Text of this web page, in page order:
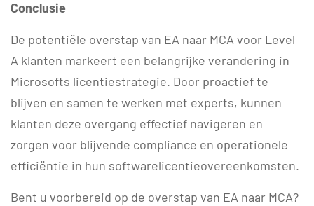
Conclusie
De potentiële overstap van EA naar MCA voor Level
A klanten markeert een belangrijke verandering in
Microsofts licentiestrategie. Door proactief te
blijven en samen te werken met experts, kunnen
klanten deze overgang effectief navigeren en
zorgen voor blijvende compliance en operationele
efficiëntie in hun softwarelicentieovereenkomsten.
Bent u voorbereid op de overstap van EA naar MCA?